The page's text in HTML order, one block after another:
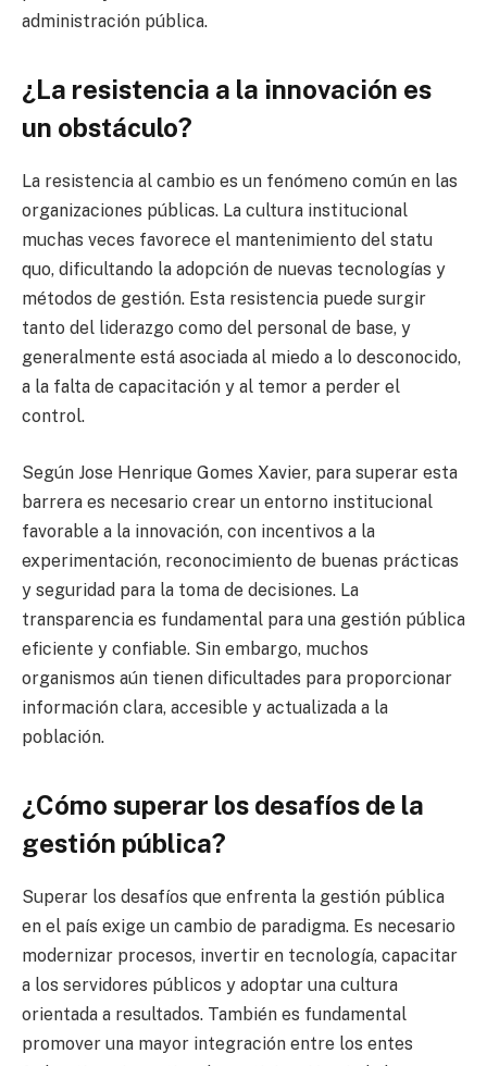
administración pública.
¿La resistencia a la innovación es
un obstáculo?
La resistencia al cambio es un fenómeno común en las
organizaciones públicas. La cultura institucional
muchas veces favorece el mantenimiento del statu
quo, dificultando la adopción de nuevas tecnologías y
métodos de gestión. Esta resistencia puede surgir
tanto del liderazgo como del personal de base, y
generalmente está asociada al miedo a lo desconocido,
a la falta de capacitación y al temor a perder el
control.
Según Jose Henrique Gomes Xavier, para superar esta
barrera es necesario crear un entorno institucional
favorable a la innovación, con incentivos a la
experimentación, reconocimiento de buenas prácticas
y seguridad para la toma de decisiones. La
transparencia es fundamental para una gestión pública
eficiente y confiable. Sin embargo, muchos
organismos aún tienen dificultades para proporcionar
información clara, accesible y actualizada a la
población.
¿Cómo superar los desafíos de la
gestión pública?
Superar los desafíos que enfrenta la gestión pública
en el país exige un cambio de paradigma. Es necesario
modernizar procesos, invertir en tecnología, capacitar
a los servidores públicos y adoptar una cultura
orientada a resultados. También es fundamental
promover una mayor integración entre los entes